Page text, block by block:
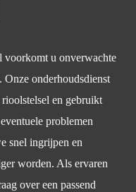
voorkomt u onverwachte
Onze onderhoudsdienst
en gebruikt
problemen
snel ingrijpen en
worden. Als ervaren
over een passend